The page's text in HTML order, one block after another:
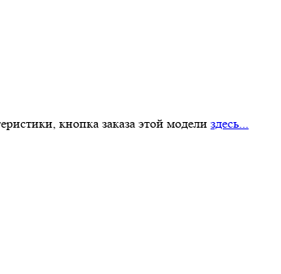
кнопка заказа этой модели здесь...